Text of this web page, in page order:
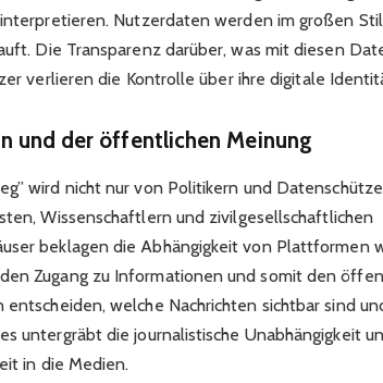
Nutzerdaten werden im großen
Die Transparenz darüber, was mit diesen
verlieren die Kontrolle über ihre digitale
und der öffentlichen Meinung
wird nicht nur von Politikern und
Wissenschaftlern und zivilgesellschaftlichen
beklagen die Abhängigkeit von Plattformen
Zugang zu Informationen und somit den
welche Nachrichten sichtbar sind
untergräbt die journalistische Unabhängigkeit
in die Medien.